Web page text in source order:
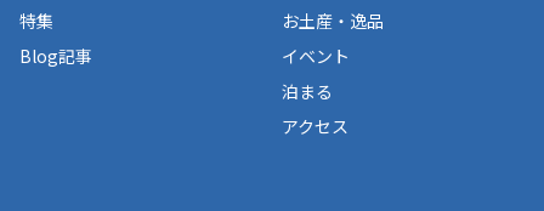
特集
Blog記事
お土産・逸品
イベント
泊まる
アクセス